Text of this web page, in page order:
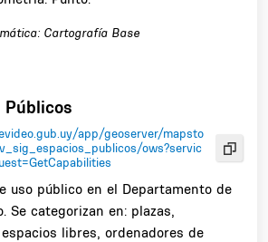
Cartografía Base
Públicos
app/geoserver/mapsto
ows?servic
uso público en el Departamento de
Se categorizan en: plazas,
libres, ordenadores de